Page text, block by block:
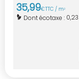
35,99€TTC / m2
Dont écotaxe : 0,23